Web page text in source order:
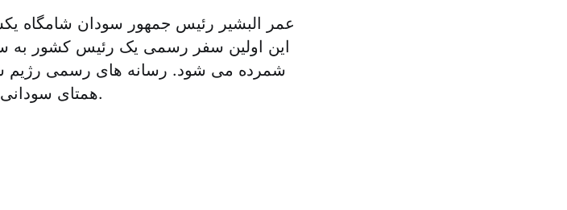
عمر البشیر رئیس جمهور سودان شامگاه
شمرده می شود. رسانه های رسمی رژیم
همتای سودانی خود در فرودگاه دمشق را منتشر کردند.